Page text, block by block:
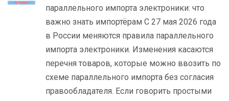
параллельного импорта электроники: что
важно знать импортёрам С 27 мая 2026 года
в России меняются правила параллельного
импорта электроники. Изменения касаются
перечня товаров, которые можно ввозить по
схеме параллельного импорта без согласия
правообладателя. Если говорить простыми